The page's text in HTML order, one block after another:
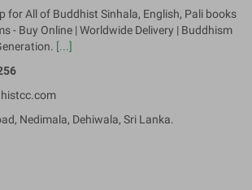
for All of Buddhist Sinhala, English, Pali books
- Buy Online | Worldwide Delivery | Buddhism
[...]
Nedimala, Dehiwala, Sri Lanka.